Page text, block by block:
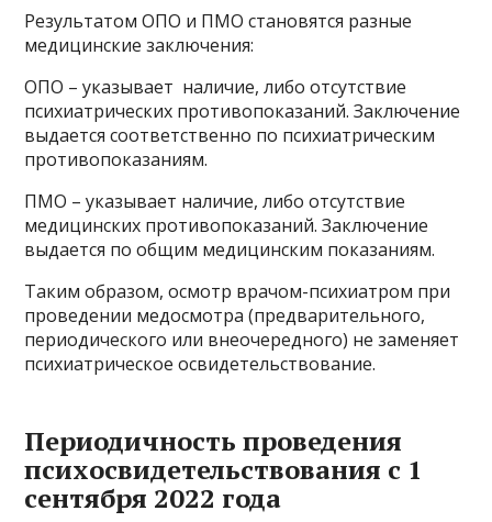
Результатом ОПО и ПМО становятся разные
медицинские заключения:
ОПО – указывает наличие, либо отсутствие
психиатрических противопоказаний. Заключение
выдается соответственно по психиатрическим
противопоказаниям.
ПМО – указывает наличие, либо отсутствие
медицинских противопоказаний. Заключение
выдается по общим медицинским показаниям.
Таким образом, осмотр врачом-психиатром при
проведении медосмотра (предварительного,
периодического или внеочередного) не заменяет
психиатрическое освидетельствование.
Периодичность проведения
психосвидетельствования с 1
сентября 2022 года